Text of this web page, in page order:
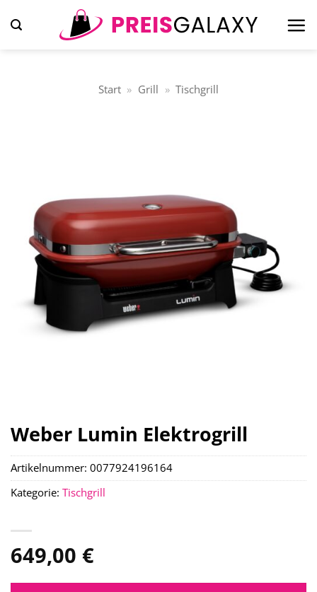
Inhalt
Start » Grill » Tischgrill
Weber Lumin Elektrogrill
649,00 €
Artikelnummer: 0077924196164
Kategorie: Tischgrill